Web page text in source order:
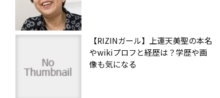
【RIZINガール】上運天美聖の本名
やwikiプロフと経歴は？学歴や画
像も気になる